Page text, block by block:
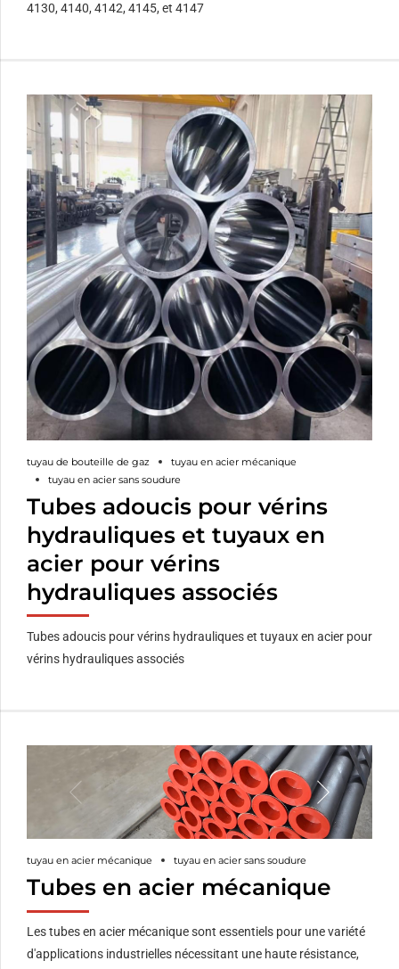
4130, 4140, 4142, 4145, et 4147
tuyau de bouteille de gaz
tuyau en acier mécanique
tuyau en acier sans soudure
Tubes adoucis pour vérins
hydrauliques et tuyaux en
acier pour vérins
hydrauliques associés
Tubes adoucis pour vérins hydrauliques et tuyaux en acier pour
vérins hydrauliques associés
tuyau en acier mécanique tuyau en acier sans soudure
Tubes en acier mécanique
Les tubes en acier mécanique sont essentiels pour une variété
d'applications industrielles nécessitant une haute résistance,